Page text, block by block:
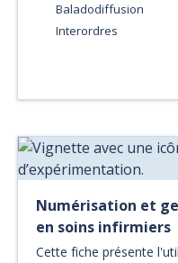
Baladodiffusion
Interordres
Numérisation et
en soins infirmiers
Cette fiche présente